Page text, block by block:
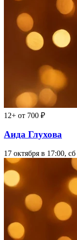
12+ от 700 ₽
Аида Глухова
17 октября в 17:00, сб